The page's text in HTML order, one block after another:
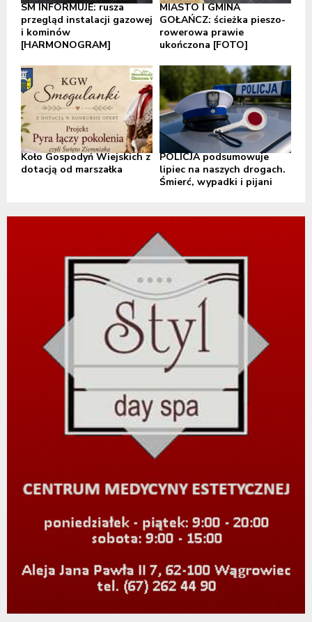
SM INFORMUJE: rusza
przegląd instalacji gazowej
i kominów
[HARMONOGRAM]
MIASTO I GMINA
GOŁAŃCZ: ścieżka pieszo-
rowerowa prawie
ukończona [FOTO]
Koło Gospodyń Wiejskich z
dotacją od marszałka
POLICJA podsumowuje
lipiec na naszych drogach.
Śmierć, wypadki i pijani